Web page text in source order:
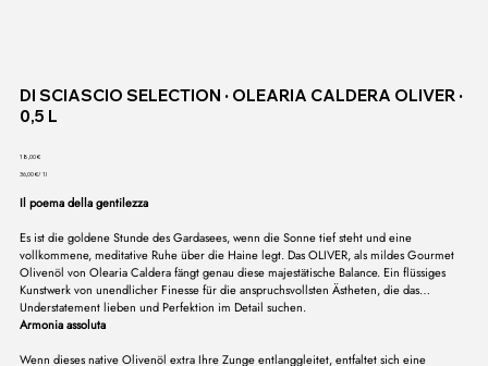
DI SCIASCIO SELECTION ∙ OLEARIA CALDERA OLIVER ∙
0,5 L
Preis
18,00 €
36,00 €
1
Liter
36,00 €/ 1l
Il poema della gentilezza
Es ist die goldene Stunde des Gardasees, wenn die Sonne tief steht und eine
vollkommene, meditative Ruhe über die Haine legt. Das OLIVER, als mildes Gourmet
Olivenöl von Olearia Caldera fängt genau diese majestätische Balance. Ein flüssiges
Kunstwerk von unendlicher Finesse für die anspruchsvollsten Ästheten, die das
Understatement lieben und Perfektion im Detail suchen.
Armonia assoluta
Wenn dieses native Olivenöl extra Ihre Zunge entlanggleitet, entfaltet sich eine